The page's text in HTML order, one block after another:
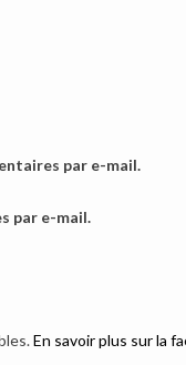
par e-mail.
par e-mail.
En savoir plus sur la